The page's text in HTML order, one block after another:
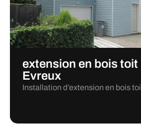
extension en bois toit
Evreux
Installation d’extension en bois